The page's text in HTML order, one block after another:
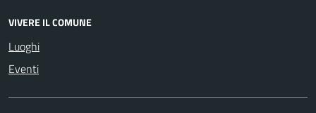
VIVERE IL COMUNE
Luoghi
Eventi